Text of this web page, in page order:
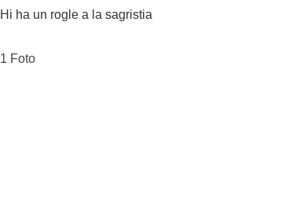
Hi ha un rogle a la sagristia
1 Foto